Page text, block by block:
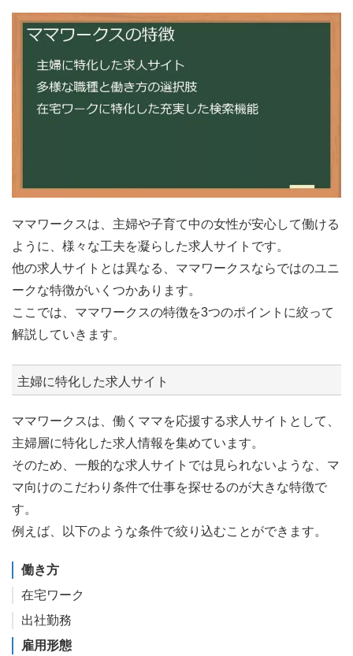
ママワークスは、主婦や子育て中の女性が安心して働ける
ように、様々な工夫を凝らした求人サイトです。
他の求人サイトとは異なる、ママワークスならではのユニ
ークな特徴がいくつかあります。
ここでは、ママワークスの特徴を3つのポイントに絞って
解説していきます。
主婦に特化した求人サイト
ママワークスは、働くママを応援する求人サイトとして、
主婦層に特化した求人情報を集めています。
そのため、一般的な求人サイトでは見られないような、マ
マ向けのこだわり条件で仕事を探せるのが大きな特徴で
す。
例えば、以下のような条件で絞り込むことができます。
働き方
在宅ワーク
出社勤務
雇用形態